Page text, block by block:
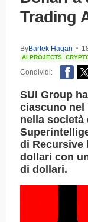
Trading
ByBartek Hagan •
AI PROJECTS
Condividi:
SUI Group
ciascuno nel
nella società
di Recursive
dollari con
di dollari.